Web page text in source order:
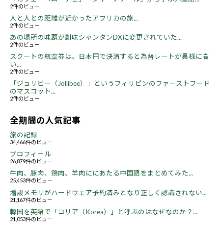
2件のビュー
人と人との距離が近かったアフリカの旅...
2件のビュー
あの場所の味覇が創味シャンタンDXに変更されていた...
2件のビュー
スクートの航空券は、日本円で決済すると為替レートが異様に高
い...
2件のビュー
「ジョリビー（Jollibee）」というフィリピンのファーストフード
のマスコット...
2件のビュー
全期間の人気記事
旅の記録
34,466件のビュー
プロフィール
26,879件のビュー
牛肉、豚肉、鶏肉、羊肉ににあたる中国語をまとめてみた...
25,453件のビュー
増設メモリがハードウェア予約済みとなり正しく認識されない...
21,167件のビュー
韓国を英語で「コリア（Korea）」と呼ぶのはなぜなのか？...
21,053件のビュー